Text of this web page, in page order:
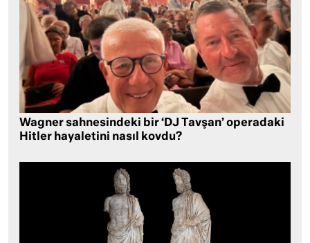
Wagner sahnesindeki bir ‘DJ Tavşan’ operadaki
Hitler hayaletini nasıl kovdu?